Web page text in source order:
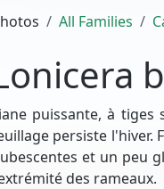
All Families
puissante, à
persiste l'hiver.
et un peu
des rameaux.